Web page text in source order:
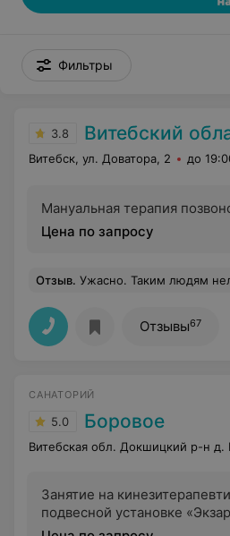
Фильтры
3.8 Витебский
Витебск, ул. Доватора, 2 до
Мануальная терапия
Цена по запросу
Отзыв. Ужасно. Таким людям нельзя работать с пациентами!
Отзывы67
САНАТОРИЙ
5.0 Боровое
Витебская обл. Докшицкий р-н д.
Занятие на
подвесной установке